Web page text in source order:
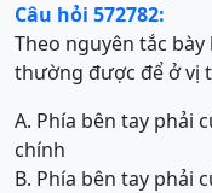
Câu hỏi 572782:
Theo nguyên tắc
thường được để ở vị
A. Phía bên tay phải
chính
B. Phía bên tay phải